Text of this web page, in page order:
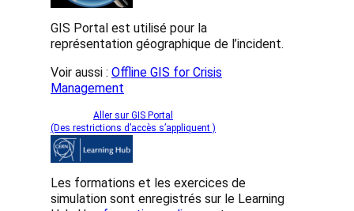
GIS Portal est utilisé pour la
représentation géographique de l’incident.
Voir aussi : Offline GIS for Crisis
Management
Aller sur GIS Portal
(Des restrictions d’accès s’appliquent )
Les formations et les exercices de
simulation sont enregistrés sur le Learning